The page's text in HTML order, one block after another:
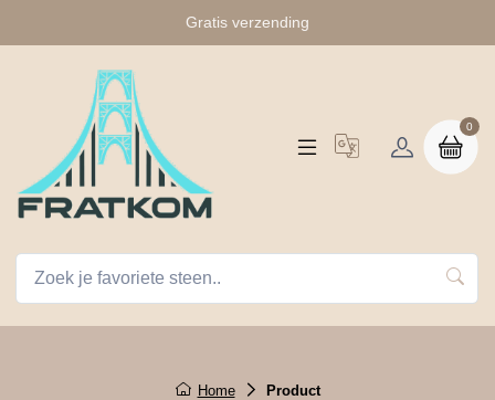
Gratis verzending
0
Home Product